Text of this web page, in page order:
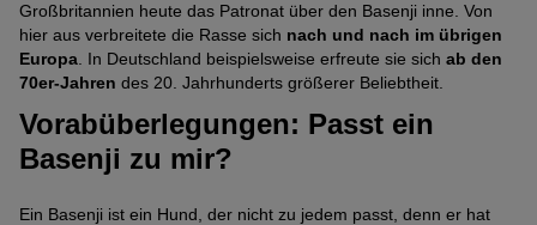
Großbritannien heute das Patronat über den Basenji inne. Von
hier aus verbreitete die Rasse sich nach und nach im übrigen
Europa. In Deutschland beispielsweise erfreute sie sich ab den
70er-Jahren des 20. Jahrhunderts größerer Beliebtheit.
Vorabüberlegungen: Passt ein
Basenji zu mir?
Ein Basenji ist ein Hund, der nicht zu jedem passt, denn er hat